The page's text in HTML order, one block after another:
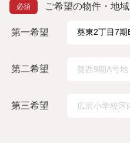
ご希望の物件・地域
第一希望
第二希望
第三希望